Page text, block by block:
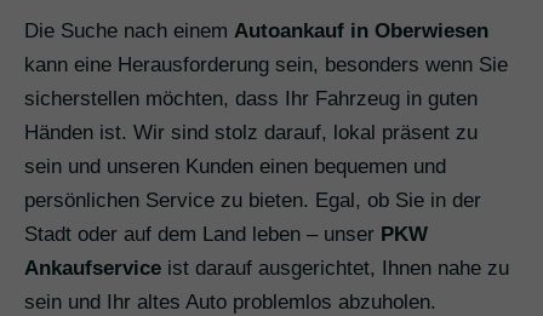
Die Suche nach einem Autoankauf in Oberwiesen
kann eine Herausforderung sein, besonders wenn Sie
sicherstellen möchten, dass Ihr Fahrzeug in guten
Händen ist. Wir sind stolz darauf, lokal präsent zu
sein und unseren Kunden einen bequemen und
persönlichen Service zu bieten. Egal, ob Sie in der
Stadt oder auf dem Land leben – unser PKW
Ankaufservice ist darauf ausgerichtet, Ihnen nahe zu
sein und Ihr altes Auto problemlos abzuholen.